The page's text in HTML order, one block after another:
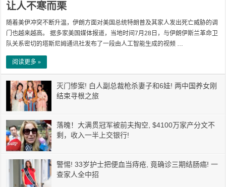
让人不寒而栗
随着美伊冲突不断升温，伊朗方面对美国总统特朗普及其家人发出死亡威胁的调
门也越来越高。 据多家美国媒体报道，当地时间7月28日，与伊朗伊斯兰革命卫
队关系密切的塔斯尼姆通讯社发布了一段由人工智能生成的视频 …
阅读更多 »
灭门惨案! 白人副总裁枪杀妻子和6娃! 两中国养女刚
结束寻根之旅
落魄！大满贯冠军被前夫掏空, $4100万家产分文不
剩，收入一半上交银行!
警惕! 33岁护士把便血当痔疮, 竟确诊三期结肠癌! 一
查家人全中招